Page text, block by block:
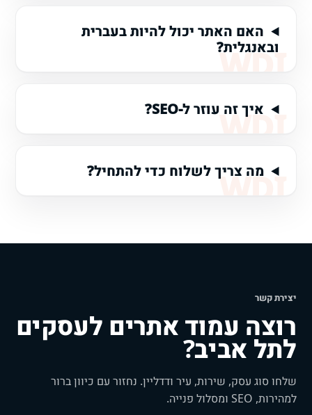
האם האתר יכול להיות בעברית
ובאנגלית?
איך זה עוזר ל-SEO?
מה צריך לשלוח כדי להתחיל?
יצירת קשר
רוצה עמוד אתרים לעסקים
לתל אביב?
שלחו סוג עסק, שירות, עיר ודדליין. נחזור עם כיוון ברור
למהירות, SEO ומסלול פנייה.